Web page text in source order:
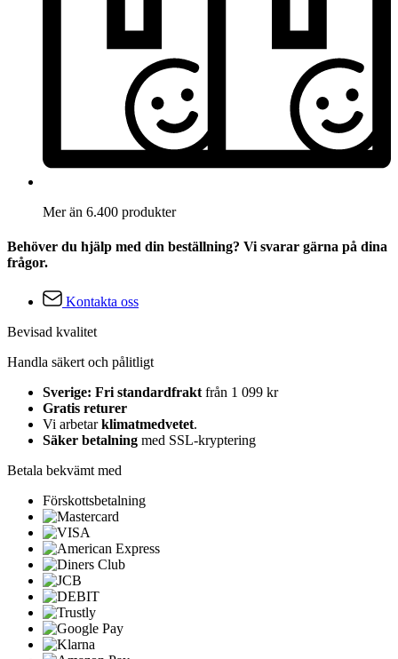
Mer än 6.400 produkter
Behöver du hjälp med din beställning? Vi svarar gärna på dina
frågor.
Kontakta oss
Bevisad kvalitet
Handla säkert och pålitligt
Sverige: Fri standardfrakt från 1 099 kr
Gratis returer
Vi arbetarklimatmedvetet.
Säker betalning med SSL-kryptering
Betala bekvämt med
Förskottsbetalning